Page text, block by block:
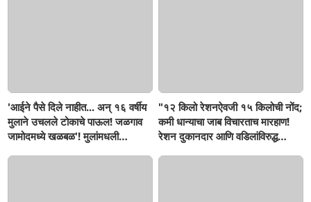
'आईने पैसे दिले नाहीत... अन् १६ वर्षीय
मुलाने उचलले टोकाचे पाऊल! जळगाव
जामोदमध्ये खळबळ'! मुलांमधली
"१२ किलो रेशनऐवजी १५ किलोची नोंद;
कमी धान्याचा जाब विचारताच मारहाण!
रेशन दुकानदार आणि वडिलांविरुद्ध